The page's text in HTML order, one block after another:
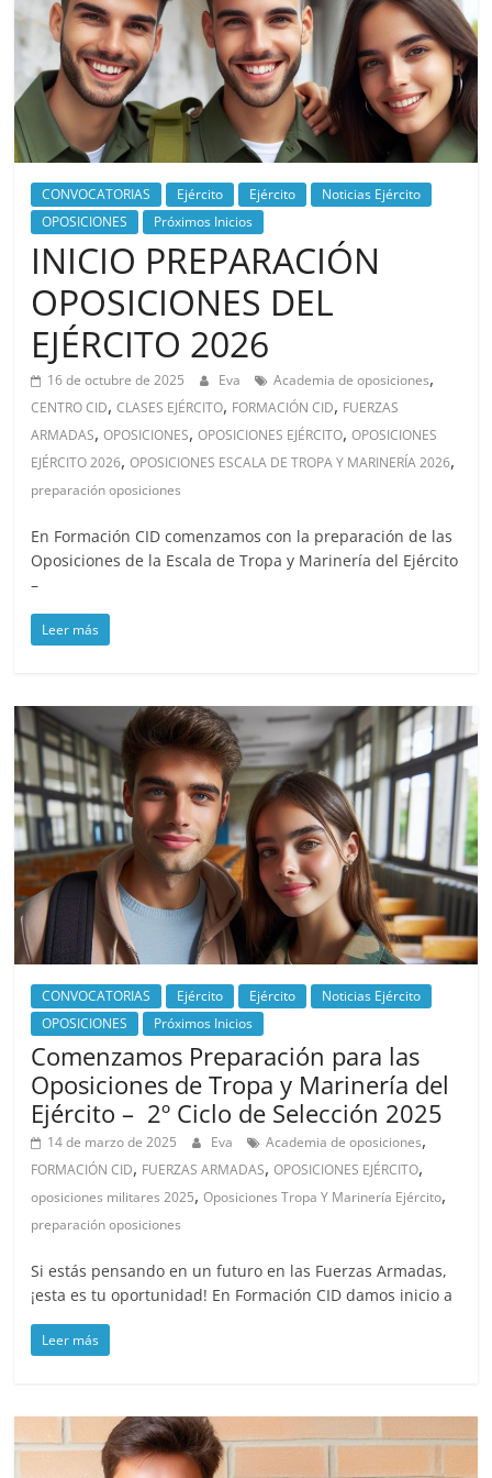
CONVOCATORIAS Ejército Ejército
Noticias Ejército
OPOSICIONES
Próximos Inicios
INICIO PREPARACIÓN
OPOSICIONES DEL
EJÉRCITO 2026
16 de octubre de 2025 Eva Academia de oposiciones,
CENTRO CID,CLASES EJÉRCITO, FORMACIÓN CID, FUERZAS
ARMADAS,OPOSICIONES,OPOSICIONES EJÉRCITO,OPOSICIONES
EJÉRCITO 2026,OPOSICIONES ESCALA DE TROPA Y MARINERÍA 2026,
preparación oposiciones
En Formación CID comenzamos con la preparación de las
Oposiciones de la Escala de Tropa y Marinería del Ejército
–
Leer más
CONVOCATORIAS Ejército Ejército
Noticias Ejército
OPOSICIONES
Próximos Inicios
Comenzamos Preparación para las
Oposiciones de Tropa y Marinería del
Ejército – 2º Ciclo de Selección 2025
14 de marzo de 2025 Eva Academia de oposiciones,
FORMACIÓN CID, FUERZAS ARMADAS,OPOSICIONES EJÉRCITO,
oposiciones militares 2025,Oposiciones Tropa Y Marinería Ejército,
preparación oposiciones
Si estás pensando en un futuro en las Fuerzas Armadas,
¡esta es tu oportunidad! En Formación CID damos inicio a
Leer más